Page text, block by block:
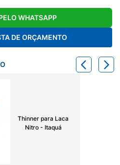
WHATSAPP
DE ORÇAMENTO
Thinner para Laca
Nitro - Itaquá